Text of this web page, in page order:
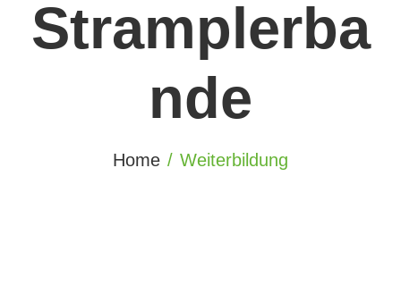
Stramplerba
nde
Home Weiterbildung